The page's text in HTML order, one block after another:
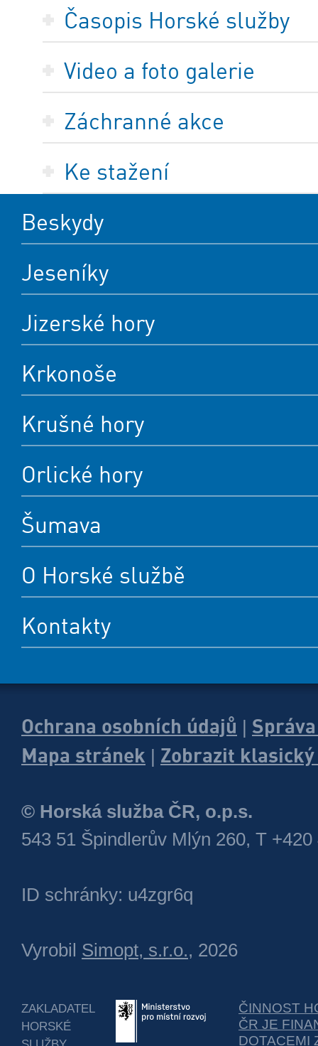
Časopis Horské služby
Video a foto galerie
Záchranné akce
Ke stažení
Beskydy
Jeseníky
Jizerské hory
Krkonoše
Krušné hory
Orlické hory
Šumava
O Horské službě
Kontakty
Ochrana osobních údajů
Mapa stránek
Zobrazit
© Horská služba ČR, o.p.s.
543 51 Špindlerův Mlýn 260, T +420
ID schránky: u4zgr6q
Vyrobil Simopt, s.r.o., 2026
ZAKLADATEL
HORSKÉ
ČINNOST
ČR JE
DOTACEMI